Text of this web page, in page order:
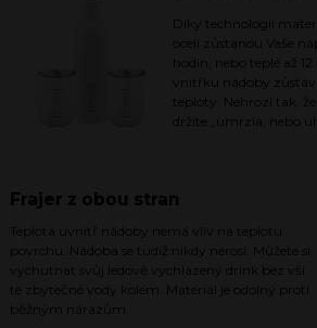
Díky technologii
oceli zůstanou Vaše
hodin, nebo teplé až
vnitřku nádoby
teploty. Nehrozí tak,
držíte „umrzla, nebo
Frajer z obou stran
Teplota uvnitř nádoby nemá vliv na teplotu
povrchu. Nádoba se tudíž nikdy nerosí. Můžete si
vychutnat svůj ledově vychlazený drink bez vší
té zbytečné vody kolem. Materiál je odolný proti
běžným nárazům.